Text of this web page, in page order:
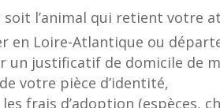
soit l’animal qui retient votre
en Loire-Atlantique ou
un justificatif de domicile de
votre pièce d’identité,
frais d’adoption (espèces,